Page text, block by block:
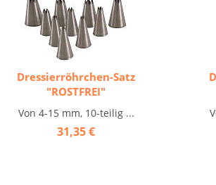
Dressierröhrchen-Satz
"ROSTFREI"
Von 4-15 mm, 10-teilig ...
31,35 €